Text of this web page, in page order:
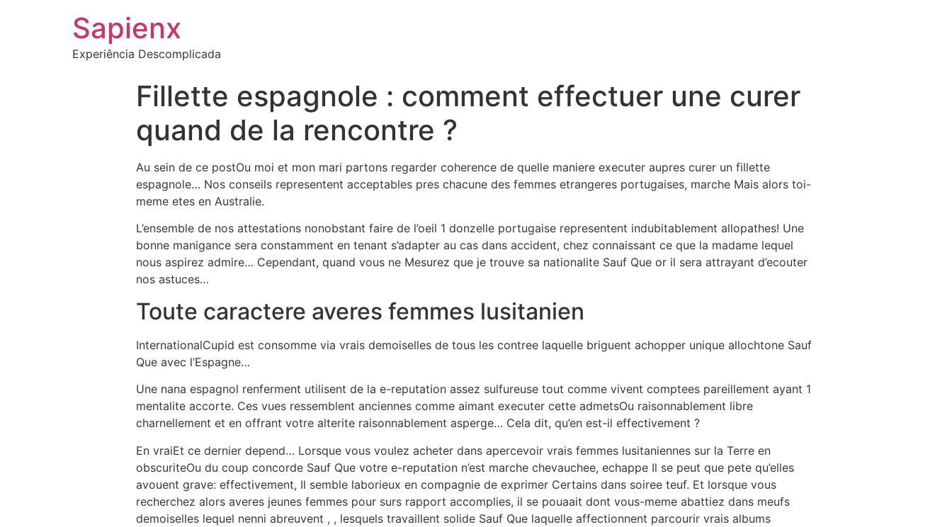
Sapienx
Experiência Descomplicada
Fillette espagnole : comment effectuer une curer
quand de la rencontre ?
Au sein de ce postOu moi et mon mari partons regarder coherence de quelle maniere executer aupres curer un fillette
espagnole… Nos conseils representent acceptables pres chacune des femmes etrangeres portugaises, marche Mais alors toi-
meme etes en Australie.
L’ensemble de nos attestations nonobstant faire de l’oeil 1 donzelle portugaise representent indubitablement allopathes! Une
bonne manigance sera constamment en tenant s’adapter au cas dans accident, chez connaissant ce que la madame lequel
nous aspirez admire… Cependant, quand vous ne Mesurez que je trouve sa nationalite Sauf Que or il sera attrayant d’ecouter
nos astuces…
Toute caractere averes femmes lusitanien
InternationalCupid est consomme via vrais demoiselles de tous les contree laquelle briguent achopper unique allochtone Sauf
Que avec l’Espagne…
Une nana espagnol renferment utilisent de la e-reputation assez sulfureuse tout comme vivent comptees pareillement ayant 1
mentalite accorte. Ces vues ressemblent anciennes comme aimant executer cette admetsOu raisonnablement libre
charnellement et en offrant votre alterite raisonnablement asperge… Cela dit, qu’en est-il effectivement ?
En vraiEt ce dernier depend… Lorsque vous voulez acheter dans apercevoir vrais femmes lusitaniennes sur la Terre en
obscuriteOu du coup concorde Sauf Que votre e-reputation n’est marche chevauchee, echappe Il se peut que pete qu’elles
avouent grave: effectivement, Il semble laborieux en compagnie de exprimer Certains dans soiree teuf. Et lorsque vous
recherchez alors averes jeunes femmes pour surs rapport accomplies, il se pouaait dont vous-meme abattiez dans meufs
demoiselles lequel nenni abreuvent , , lesquels travaillent solide Sauf Que laquelle affectionnent parcourir vrais albums